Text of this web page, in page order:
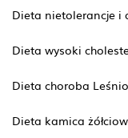
Dieta nietolerancje i
Dieta wysoki
Dieta choroba
Dieta kamica